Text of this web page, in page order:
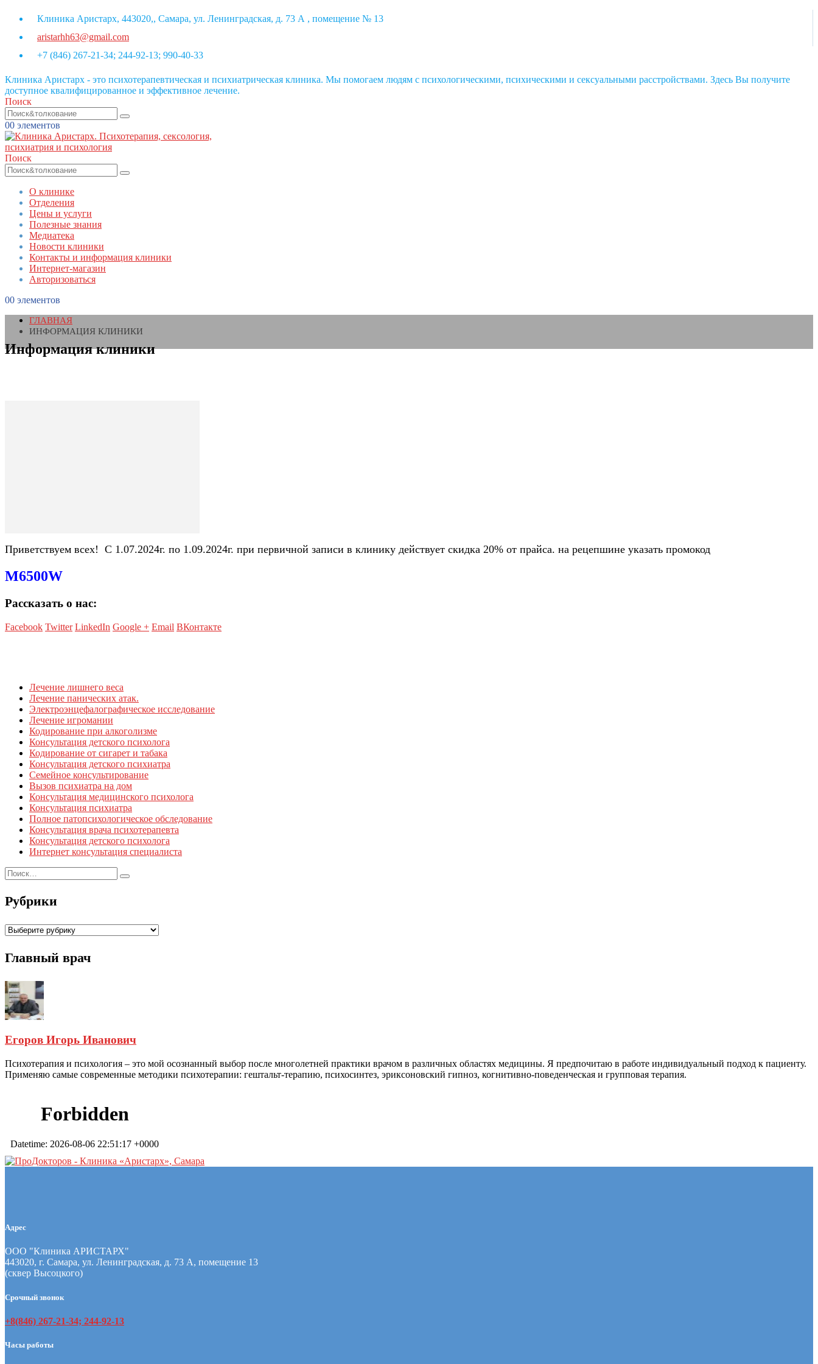
Клиника Аристарх, 443020,, Самара, ул. Ленинградская, д. 73 А , помещение № 13
aristarhh63@gmail.com
+7 (846) 267-21-34; 244-92-13; 990-40-33
Клиника Аристарх - это психотерапевтическая и психиатрическая клиника. Мы помогаем людям с психологическими, психическими и сексуальными расстройствами. Здесь Вы получите
доступное квалифицированное и эффективное лечение.
Поиск
00 элементов
Поиск
О клинике
Отделения
Цены и услуги
Полезные знания
Медиатека
Новости клиники
Контакты и информация клиники
Интернет-магазин
Авторизоваться
00 элементов
ГЛАВНАЯ
ИНФОРМАЦИЯ КЛИНИКИ
Информация клиники
Приветствуем всех! С 1.07.2024г. по 1.09.2024г. при первичной записи в клинику действует скидка 20% от прайса. на рецепшине указать промокод
M6500W
Рассказать о нас:
Facebook Twitter LinkedIn Google + Email ВКонтакте
Лечение лишнего веса
Лечение панических атак.
Электроэнцефалографическое исследование
Лечение игромании
Кодирование при алкоголизме
Консультация детского психолога
Кодирование от сигарет и табака
Консультация детского психиатра
Семейное консультирование
Вызов психиатра на дом
Консультация медицинского психолога
Консультация психиатра
Полное патопсихологическое обследование
Консультация врача психотерапевта
Консультация детского психолога
Интернет консультация специалиста
Рубрики
Рубрики
Главный врач
Егоров Игорь Иванович
Психотерапия и психология – это мой осознанный выбор после многолетней практики врачом в различных областях медицины. Я предпочитаю в работе индивидуальный подход к пациенту.
Применяю самые современные методики психотерапии: гештальт-терапию, психосинтез, эриксоновский гипноз, когнитивно-поведенческая и групповая терапия.
Адрес
ООО "Клиника АРИСТАРХ"
443020, г. Самара, ул. Ленинградская, д. 73 А, помещение 13
(сквер Высоцкого)
Срочный звонок
+8(846) 267-21-34; 244-92-13
Часы работы